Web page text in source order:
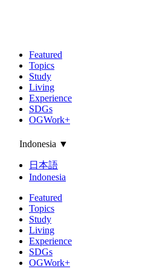
Featured
Topics
Study
Living
Experience
SDGs
OGWork+
Indonesia ▼
日本語
Indonesia
Featured
Topics
Study
Living
Experience
SDGs
OGWork+